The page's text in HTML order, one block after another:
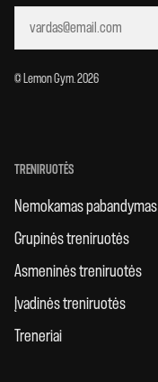
© Lemon Gym. 2026
TRENIRUOTĖS
Nemokamas pabandymas
Grupinės treniruotės
Asmeninės treniruotės
Įvadinės treniruotės
Treneriai